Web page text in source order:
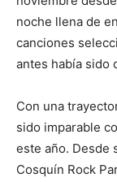
noche llena de
canciones
antes había sido
Con una
sido imparable
este año. Desde
Cosquín Rock